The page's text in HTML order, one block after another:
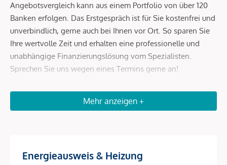
Angebotsvergleich kann aus einem Portfolio von über 120
Banken erfolgen. Das Erstgespräch ist für Sie kostenfrei und
unverbindlich, gerne auch bei Ihnen vor Ort. So sparen Sie
Ihre wertvolle Zeit und erhalten eine professionelle und
unabhängige Finanzierungslösung vom Spezialisten.
Sprechen Sie uns wegen eines Termins gerne an!
Zum Verkauf gelangt eine helle 4-Zimmer Wohnung im 7.
Wiener Gemeindebezirk.
in einen Vorraum, einen Wohnraum, eine Küche, zwei
Mehr anzeigen +
Energieausweis & Heizung